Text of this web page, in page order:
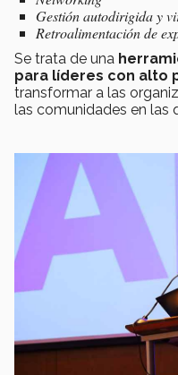
Gestión autodirigida y
Retroalimentación de
Se trata de una
para líderes con alto
transformar a las
las comunidades en las